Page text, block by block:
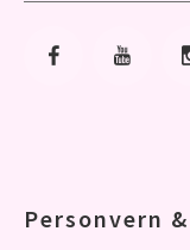
Gå til Gå til
Personvern